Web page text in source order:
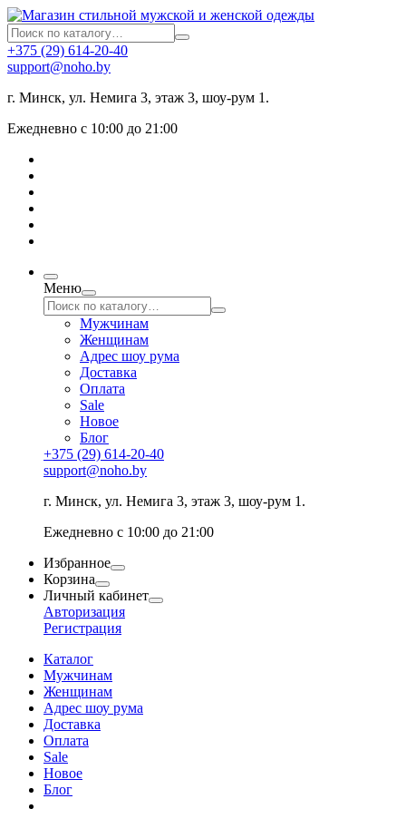
+375 (29) 614-20-40
support@noho.by
г. Минск, ул. Немига 3, этаж 3, шоу-рум 1.
Ежедневно с 10:00 до 21:00
Меню
Мужчинам
Женщинам
Адрес шоу рума
Доставка
Оплата
Sale
Новое
Блог
+375 (29) 614-20-40
support@noho.by
г. Минск, ул. Немига 3, этаж 3, шоу-рум 1.
Ежедневно с 10:00 до 21:00
Избранное
Корзина
Личный кабинет
Авторизация
Регистрация
Каталог
Мужчинам
Женщинам
Адрес шоу рума
Доставка
Оплата
Sale
Новое
Блог